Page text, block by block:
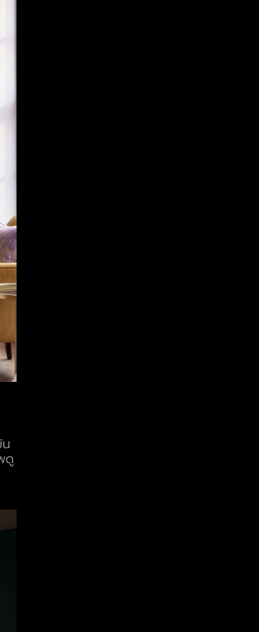
ดู